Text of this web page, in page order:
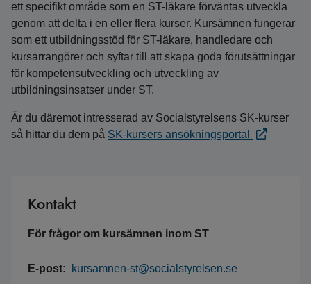
ett specifikt område som en ST-läkare förväntas utveckla
genom att delta i en eller flera kurser. Kursämnen fungerar
som ett utbildningsstöd för ST-läkare, handledare och
kursarrangörer och syftar till att skapa goda förutsättningar
för kompetensutveckling och utveckling av
utbildningsinsatser under ST.
Är du däremot intresserad av Socialstyrelsens SK-kurser
så hittar du dem på SK-kursers ansökningsportal
Kontakt
För frågor om kursämnen inom ST
E-post: kursamnen-st@socialstyrelsen.se